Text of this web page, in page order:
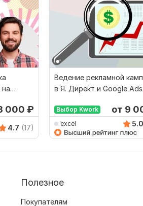
000 ₽
4.7 (17)
Ведение рекламной
в Я. Директ и Google Ads
Выбор Kwork от 9
excel 5.0
Полезное
Покупателям